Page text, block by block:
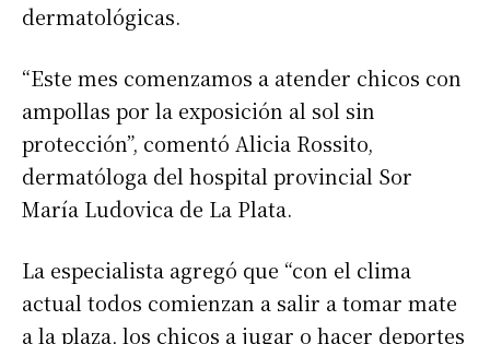
dermatológicas.
“Este mes comenzamos a atender chicos con
ampollas por la exposición al sol sin
protección”, comentó Alicia Rossito,
dermatóloga del hospital provincial Sor
María Ludovica de La Plata.
La especialista agregó que “con el clima
actual todos comienzan a salir a tomar mate
a la plaza, los chicos a jugar o hacer deportes